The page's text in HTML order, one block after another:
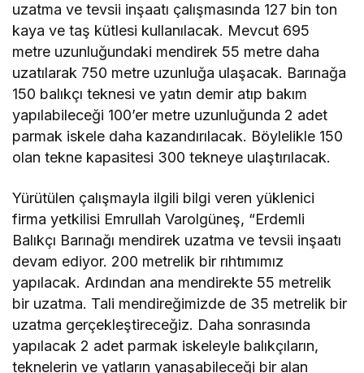
uzatma ve tevsii inşaatı çalışmasında 127 bin ton
kaya ve taş kütlesi kullanılacak. Mevcut 695
metre uzunluğundaki mendirek 55 metre daha
uzatılarak 750 metre uzunluğa ulaşacak. Barınağa
150 balıkçı teknesi ve yatın demir atıp bakım
yapılabileceği 100’er metre uzunluğunda 2 adet
parmak iskele daha kazandırılacak. Böylelikle 150
olan tekne kapasitesi 300 tekneye ulaştırılacak.
Yürütülen çalışmayla ilgili bilgi veren yüklenici
firma yetkilisi Emrullah Varolgüneş, “Erdemli
Balıkçı Barınağı mendirek uzatma ve tevsii inşaatı
devam ediyor. 200 metrelik bir rıhtımımız
yapılacak. Ardından ana mendirekte 55 metrelik
bir uzatma. Tali mendireğimizde de 35 metrelik bir
uzatma gerçekleştireceğiz. Daha sonrasında
yapılacak 2 adet parmak iskeleyle balıkçıların,
teknelerin ve yatların yanaşabileceği bir alan